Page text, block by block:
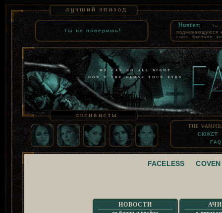
лучший эпизод
Ты не поверишь!
Hunter:
ты
поднимающуюся
сноу, бастард,
как комнатная
суть, взять
которое все
узурпацию.
помнил только
продал свою
активисты
THE
СЮЖЕТ
FAQ
FACELESS COVEN
НОВОСТИ